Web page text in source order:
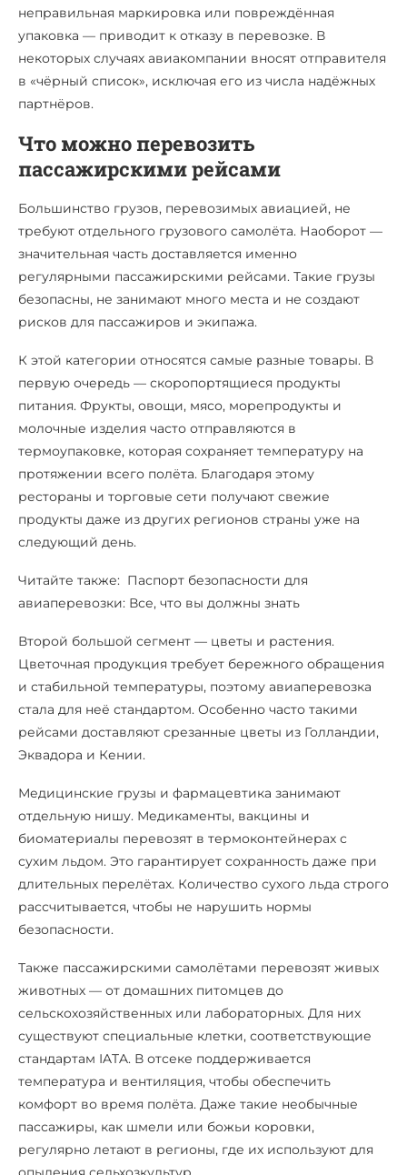
неправильная маркировка или повреждённая
упаковка — приводит к отказу в перевозке. В
некоторых случаях авиакомпании вносят отправителя
в «чёрный список», исключая его из числа надёжных
партнёров.
Что можно перевозить
пассажирскими рейсами
Большинство грузов, перевозимых авиацией, не
требуют отдельного грузового самолёта. Наоборот —
значительная часть доставляется именно
регулярными пассажирскими рейсами. Такие грузы
безопасны, не занимают много места и не создают
рисков для пассажиров и экипажа.
К этой категории относятся самые разные товары. В
первую очередь — скоропортящиеся продукты
питания. Фрукты, овощи, мясо, морепродукты и
молочные изделия часто отправляются в
термоупаковке, которая сохраняет температуру на
протяжении всего полёта. Благодаря этому
рестораны и торговые сети получают свежие
продукты даже из других регионов страны уже на
следующий день.
Читайте также: Паспорт безопасности для
авиаперевозки: Все, что вы должны знать
Второй большой сегмент — цветы и растения.
Цветочная продукция требует бережного обращения
и стабильной температуры, поэтому авиаперевозка
стала для неё стандартом. Особенно часто такими
рейсами доставляют срезанные цветы из Голландии,
Эквадора и Кении.
Медицинские грузы и фармацевтика занимают
отдельную нишу. Медикаменты, вакцины и
биоматериалы перевозят в термоконтейнерах с
сухим льдом. Это гарантирует сохранность даже при
длительных перелётах. Количество сухого льда строго
рассчитывается, чтобы не нарушить нормы
безопасности.
Также пассажирскими самолётами перевозят живых
животных — от домашних питомцев до
сельскохозяйственных или лабораторных. Для них
существуют специальные клетки, соответствующие
стандартам IATA. В отсеке поддерживается
температура и вентиляция, чтобы обеспечить
комфорт во время полёта. Даже такие необычные
пассажиры, как шмели или божьи коровки,
регулярно летают в регионы, где их используют для